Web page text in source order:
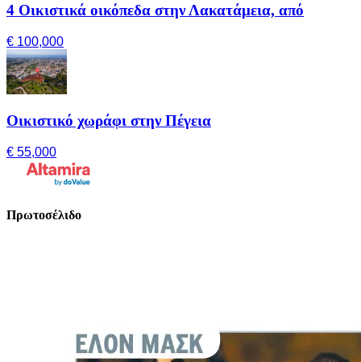
4 Οικιστικά οικόπεδα στην Λακατάμεια, από
€ 100,000
Οικιστικό χωράφι στην Πέγεια
€ 55,000
Πρωτοσέλιδο